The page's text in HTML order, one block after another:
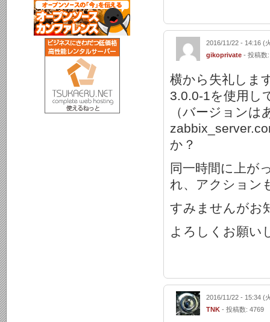
2016/11/22 - 14:16 (
gikoprivate - 投稿数
横から失礼しま
3.0.0-1を使用し
（バージョン
か？
同一時間に上が
れ、アクション
すみませんがお
よろしくお願い
2016/11/22 - 15:34 (
TNK - 投稿数: 4769